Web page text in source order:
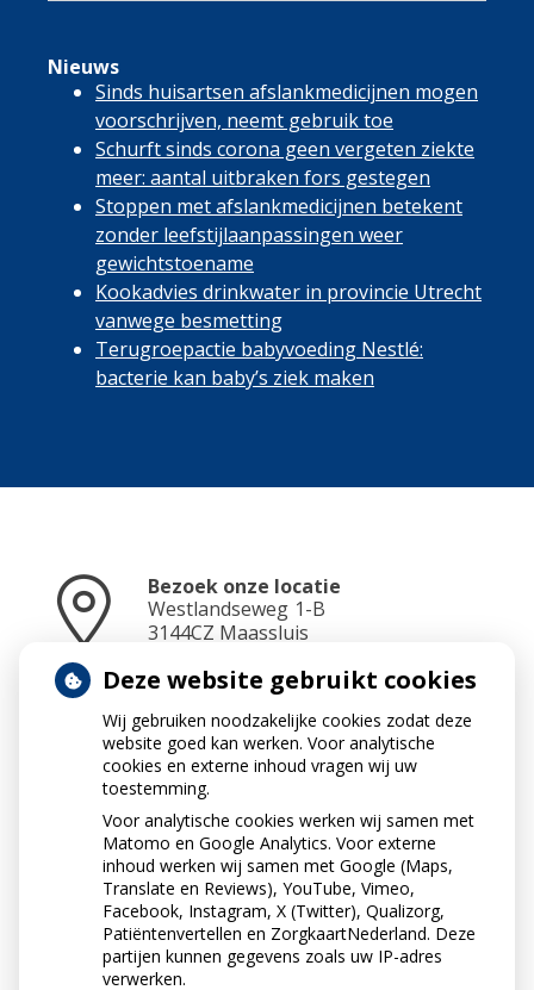
Nieuws
Sinds huisartsen afslankmedicijnen mogen
voorschrijven, neemt gebruik toe
Schurft sinds corona geen vergeten ziekte
meer: aantal uitbraken fors gestegen
Stoppen met afslankmedicijnen betekent
zonder leefstijlaanpassingen weer
gewichtstoename
Kookadvies drinkwater in provincie Utrecht
vanwege besmetting
Terugroepactie babyvoeding Nestlé:
bacterie kan baby’s ziek maken
Bezoek onze locatie
Westlandseweg 1-B
3144CZ Maassluis
Neem contact op
010-5912234
Stuur ons een e-mail
info@apotheekdejonge.nl
Deze website gebruikt cookies
Wij gebruiken noodzakelijke cookies zodat deze
website goed kan werken. Voor analytische
cookies en externe inhoud vragen wij uw
toestemming.
Voor analytische cookies werken wij samen met
Matomo en Google Analytics. Voor externe
inhoud werken wij samen met Google (Maps,
Translate en Reviews), YouTube, Vimeo,
Facebook, Instagram, X (Twitter), Qualizorg,
Patiëntenvertellen en ZorgkaartNederland. Deze
partijen kunnen gegevens zoals uw IP-adres
verwerken.